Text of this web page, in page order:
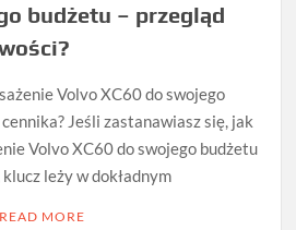
budżetu – przegląd
Volvo XC60 do swojego
Jeśli zastanawiasz się, jak
Volvo XC60 do swojego budżetu
leży w dokładnym
READ MORE